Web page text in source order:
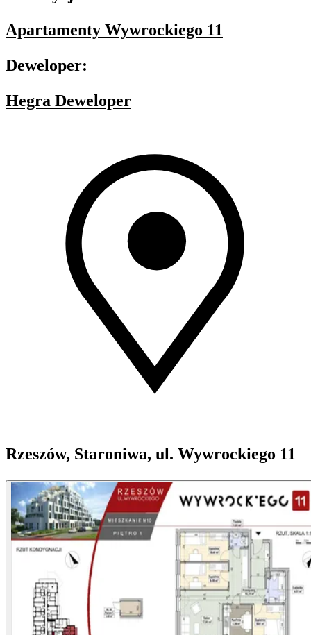
Apartamenty Wywrockiego 11
Deweloper:
Hegra Deweloper
Rzeszów, Staroniwa, ul. Wywrockiego 11